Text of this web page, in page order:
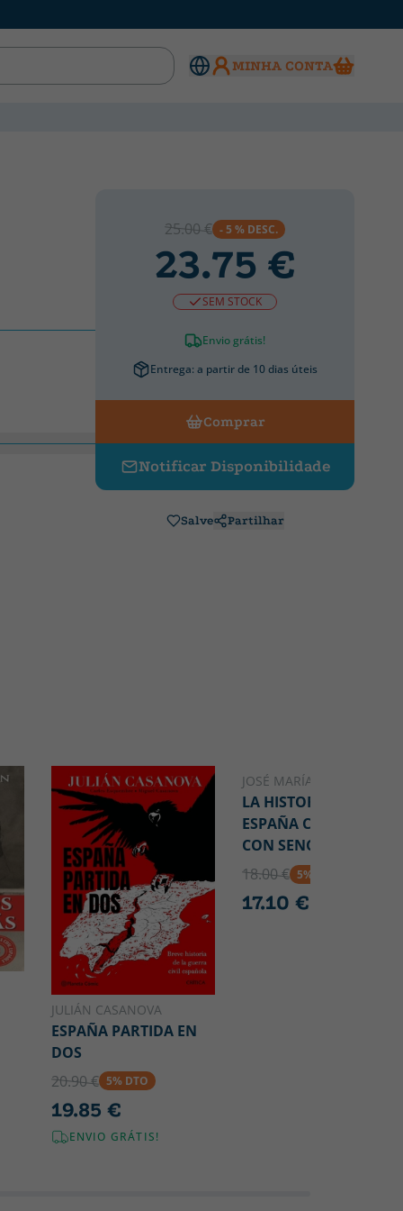
MINHA CONTA
25.00 € - 5 % DESC.
23.75 €
SEM STOCK
Envio grátis!
Entrega: a partir de 10 dias úteis
Comprar
Notificar Disponibilidade
Salve Partilhar
JULIÁN CASANOVA
ESPAÑA PARTIDA EN
DOS
20.90 € 5% DTO
19.85 €
ENVIO GRÁTIS!
JOSÉ MARÍA PEMÁN
LA HISTORIA DE
ESPAÑA CONTADA
CON SENCILLEZ
18.00 € 5% DTO
17.10 €